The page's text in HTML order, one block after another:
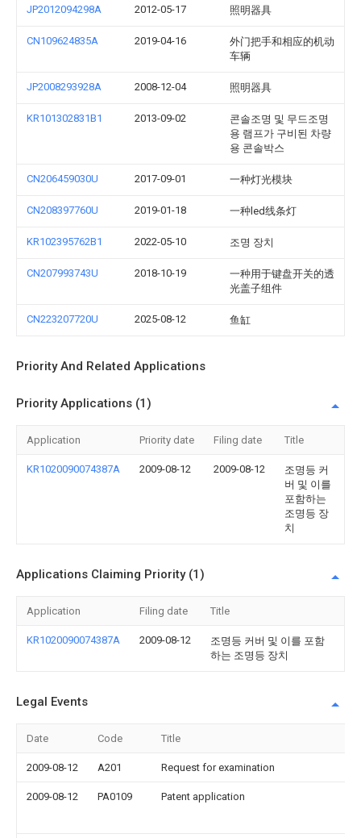
JP2012094298A 2012-05-17 照明器具
CN109624835A 2019-04-16
外门把手和相应的机动
车辆
JP2008293928A 2008-12-04 照明器具
KR101302831B1 2013-09-02
콘솔조명 및 무드조명
용 램프가 구비된 차량
용 콘솔박스
CN206459030U 2017-09-01 一种灯光模块
CN208397760U 2019-01-18 一种led线条灯
KR102395762B1 2022-05-10 조명 장치
CN207993743U 2018-10-19
一种用于键盘开关的透
光盖子组件
CN223207720U 2025-08-12 鱼缸
Priority And Related Applications
Priority Applications (1)
Application Priority date Filing date Title
KR1020090074387A 2009-08-12 2009-08-12
조명등 커
버 및 이를
포함하는
조명등 장
치
Applications Claiming Priority (1)
Application Filing date Title
KR1020090074387A 2009-08-12
조명등 커버 및 이를 포함
하는 조명등 장치
Legal Events
Date Code Title
2009-08-12 A201 Request for examination
2009-08-12 PA0109 Patent application